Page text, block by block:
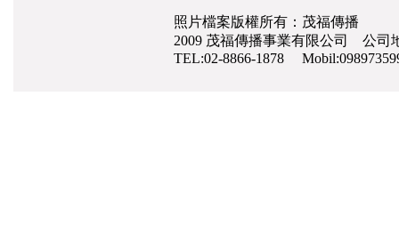
照片檔案版權所有：茂福傳播
2009 茂福傳播事業有限公司 公司
TEL:02-8866-1878